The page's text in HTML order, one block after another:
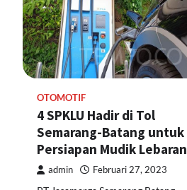
OTOMOTIF
4 SPKLU Hadir di Tol
Semarang-Batang untuk
Persiapan Mudik Lebaran
admin Februari 27, 2023